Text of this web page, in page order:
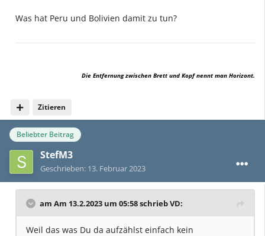
Was hat Peru und Bolivien damit zu tun?
Zitieren
Die Entfernung zwischen Brett und Kopf nennt man Horizont.
Beliebter Beitrag
StefM3
Geschrieben: 13. Februar 2023
am Am 13.2.2023 um 05:58 schriebVD:
Weil das was Du da aufzählst einfach kein